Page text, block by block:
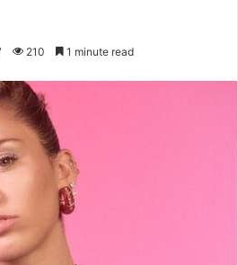
210 1 minute read